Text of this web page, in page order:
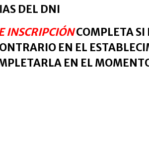
DEL DNI
INSCRIPCIÓNCOMPLETA SI
EN EL
EN EL